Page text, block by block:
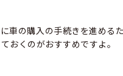
車の購入の手続きを進める
おくのがおすすめですよ。